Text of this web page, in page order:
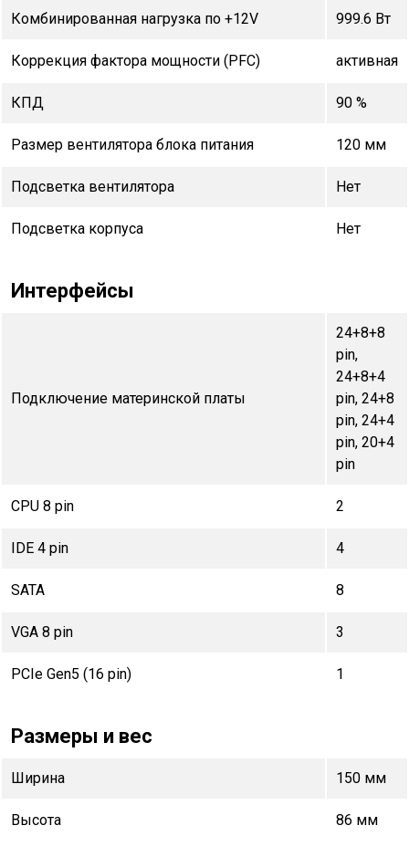
Комбинированная нагрузка по +12V 999.6 Вт
Коррекция фактора мощности (PFC) активная
КПД 90 %
Размер вентилятора блока питания 120 мм
Подсветка вентилятора Нет
Подсветка корпуса Нет
Интерфейсы
Подключение материнской платы
24+8+8
pin,
24+8+4
pin, 24+8
pin, 24+4
pin, 20+4
pin
CPU 8 pin 2
IDE 4 pin 4
SATA 8
VGA 8 pin 3
PCIe Gen5 (16 pin) 1
Размеры и вес
Ширина 150 мм
Высота 86 мм